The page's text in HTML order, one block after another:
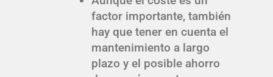
factor importante, también
hay que tener en cuenta el
mantenimiento a largo
plazo y el posible ahorro